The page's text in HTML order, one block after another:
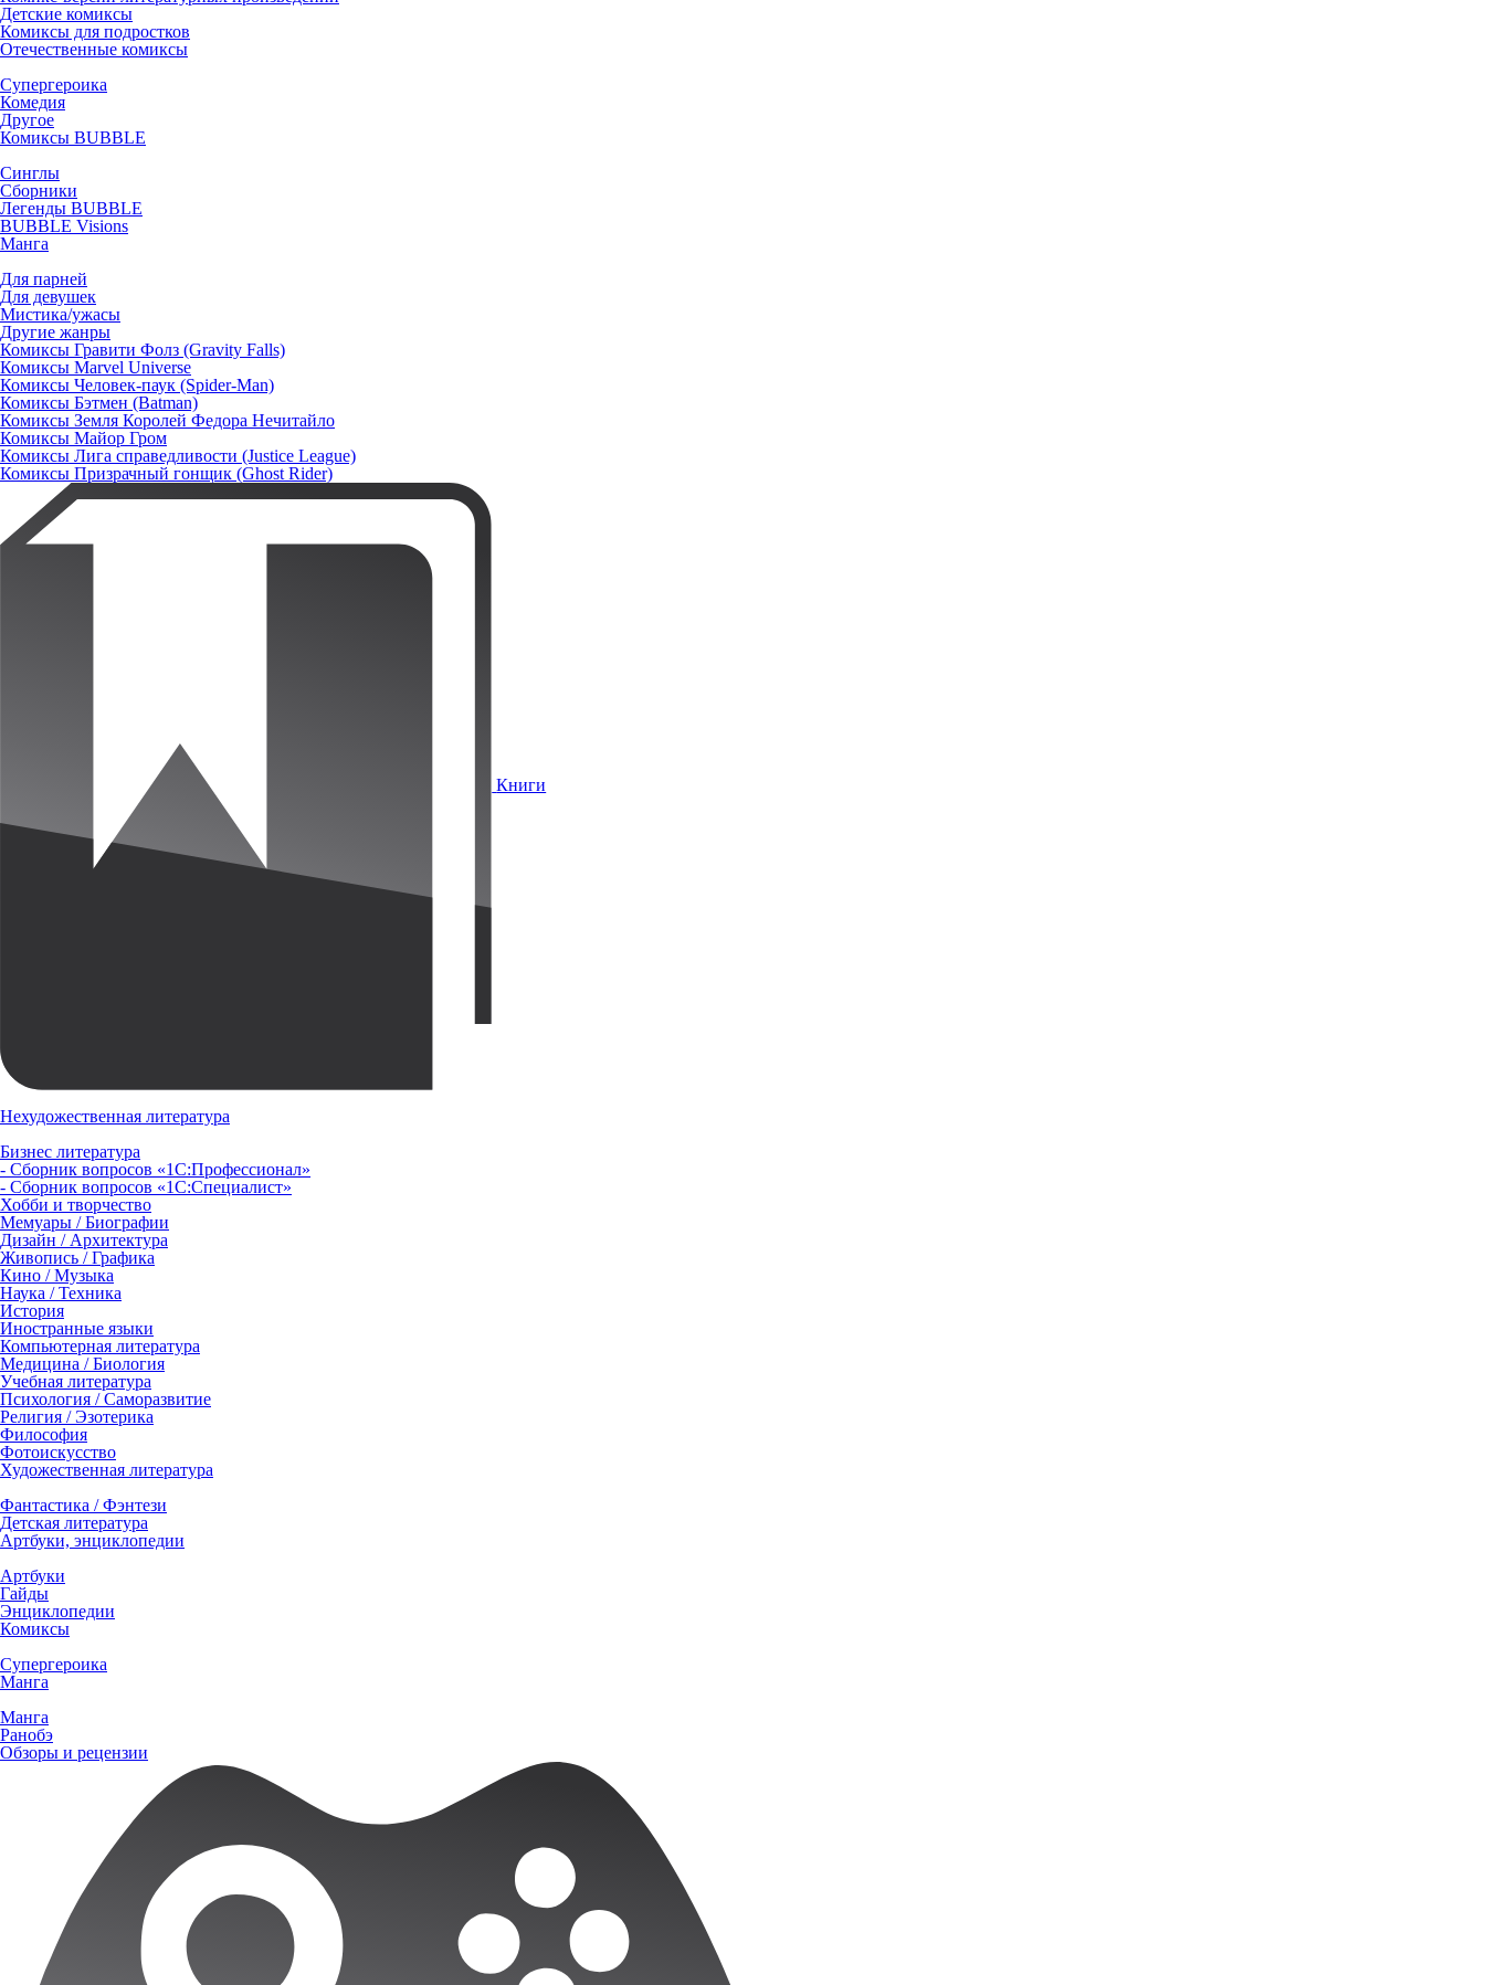
Детские комиксы
Комиксы для подростков
Отечественные комиксы
Супергероика
Комедия
Другое
Комиксы BUBBLE
Синглы
Сборники
Легенды BUBBLE
BUBBLE Visions
Манга
Для парней
Для девушек
Мистика/ужасы
Другие жанры
Комиксы Гравити Фолз (Gravity Falls)
Комиксы Marvel Universe
Комиксы Человек-паук (Spider-Man)
Комиксы Бэтмен (Batman)
Комиксы Земля Королей Федора Нечитайло
Комиксы Майор Гром
Комиксы Лига справедливости (Justice League)
Комиксы Призрачный гонщик (Ghost Rider)
Книги
Нехудожественная литература
Бизнес литература
- Сборник вопросов «1С:Профессионал»
- Сборник вопросов «1С:Специалист»
Хобби и творчество
Мемуары / Биографии
Дизайн / Архитектура
Живопись / Графика
Кино / Музыка
Наука / Техника
История
Иностранные языки
Компьютерная литература
Медицина / Биология
Учебная литература
Психология / Саморазвитие
Религия / Эзотерика
Философия
Фотоискусство
Художественная литература
Фантастика / Фэнтези
Детская литература
Артбуки, энциклопедии
Артбуки
Гайды
Энциклопедии
Комиксы
Супергероика
Манга
Манга
Ранобэ
Обзоры и рецензии